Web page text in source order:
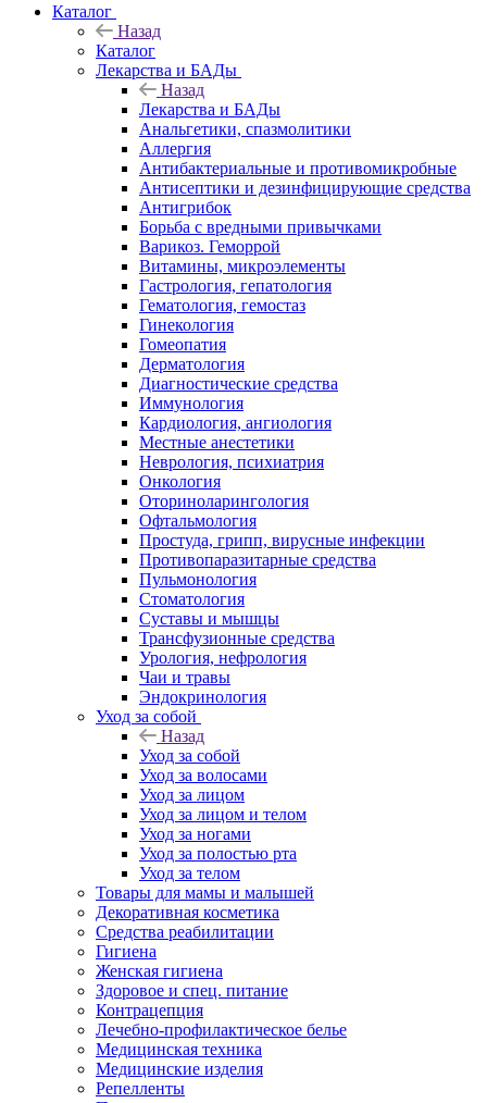
Каталог
Назад
Каталог
Лекарства и БАДы
Назад
Лекарства и БАДы
Анальгетики, спазмолитики
Аллергия
Антибактериальные и противомикробные
Антисептики и дезинфицирующие средства
Антигрибок
Борьба с вредными привычками
Варикоз. Геморрой
Витамины, микроэлементы
Гастрология, гепатология
Гематология, гемостаз
Гинекология
Гомеопатия
Дерматология
Диагностические средства
Иммунология
Кардиология, ангиология
Местные анестетики
Неврология, психиатрия
Онкология
Оториноларингология
Офтальмология
Простуда, грипп, вирусные инфекции
Противопаразитарные средства
Пульмонология
Стоматология
Суставы и мышцы
Трансфузионные средства
Урология, нефрология
Чаи и травы
Эндокринология
Уход за собой
Назад
Уход за собой
Уход за волосами
Уход за лицом
Уход за лицом и телом
Уход за ногами
Уход за полостью рта
Уход за телом
Товары для мамы и малышей
Декоративная косметика
Средства реабилитации
Гигиена
Женская гигиена
Здоровое и спец. питание
Контрацепция
Лечебно-профилактическое белье
Медицинская техника
Медицинские изделия
Репелленты